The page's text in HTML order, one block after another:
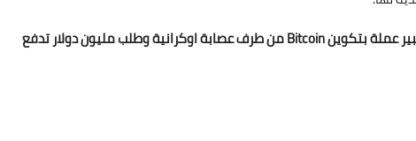
ختطاف خبير عملة بتكوين Bitcoin من طرف عصابة اوكرانية وطلب مليون دولار تدفع